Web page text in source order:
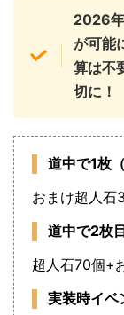
2026
が可能
算は不
切に！
道中で1枚
おまけ超人石
道中で2枚
超人石70個+
実装時イベ